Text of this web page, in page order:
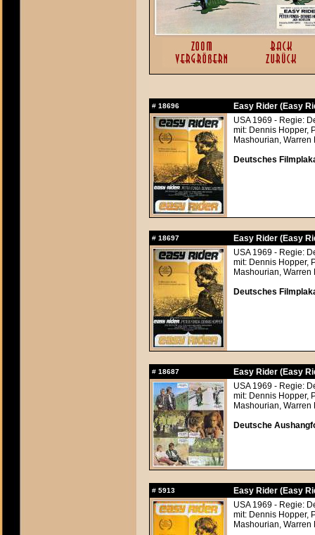
# 18696
Easy Rider (Easy
USA 1969 - Regie:
mit: Dennis Hopper,
Mashourian, Warren
Deutsches
# 18697
Easy Rider (Easy
USA 1969 - Regie:
mit: Dennis Hopper,
Mashourian, Warren
Deutsches
# 18687
Easy Rider (Easy
USA 1969 - Regie:
mit: Dennis Hopper,
Mashourian, Warren
Deutsche
# 5913
Easy Rider (Easy
USA 1969 - Regie:
mit: Dennis Hopper,
Mashourian, Warren